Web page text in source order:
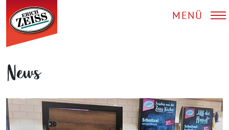
MENÜ
News